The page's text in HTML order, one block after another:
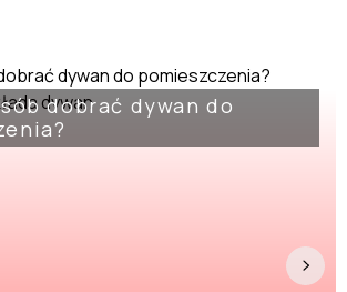
dywan do pomieszczenia?
dobrać dywan do